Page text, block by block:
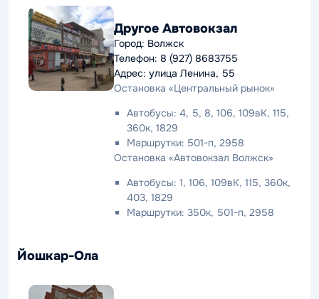
Другое Автовокзал
Город: Волжск
Телефон: 8 (927) 8683755
Адрес: улица Ленина, 55
Остановка «Центральный рынок»
Автобусы: 4, 5, 8, 106, 109вК, 115,
360к, 1829
Маршрутки: 501-п, 2958
Остановка «Автовокзал Волжск»
Автобусы: 1, 106, 109вК, 115, 360к,
403, 1829
Маршрутки: 350к, 501-п, 2958
Йошкар-Ола